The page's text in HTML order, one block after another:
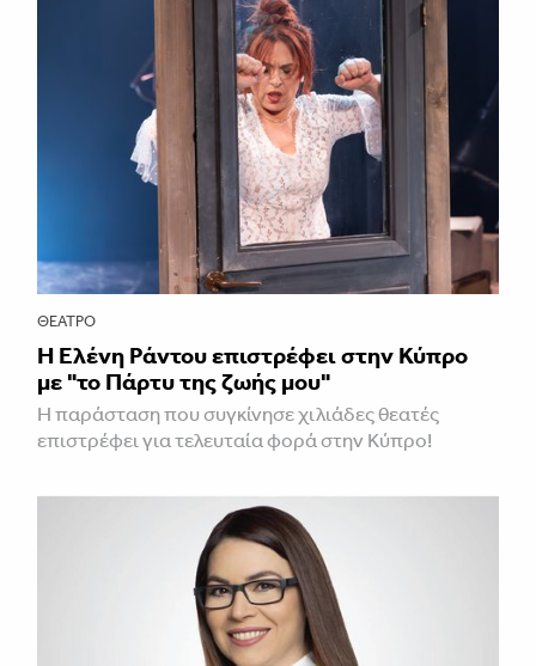
ΘΈΑΤΡΟ
H Ελένη Ράντου επιστρέφει στην Κύπρο
με "το Πάρτυ της ζωής μου"
Η παράσταση που συγκίνησε χιλιάδες θεατές
επιστρέφει για τελευταία φορά στην Κύπρο!